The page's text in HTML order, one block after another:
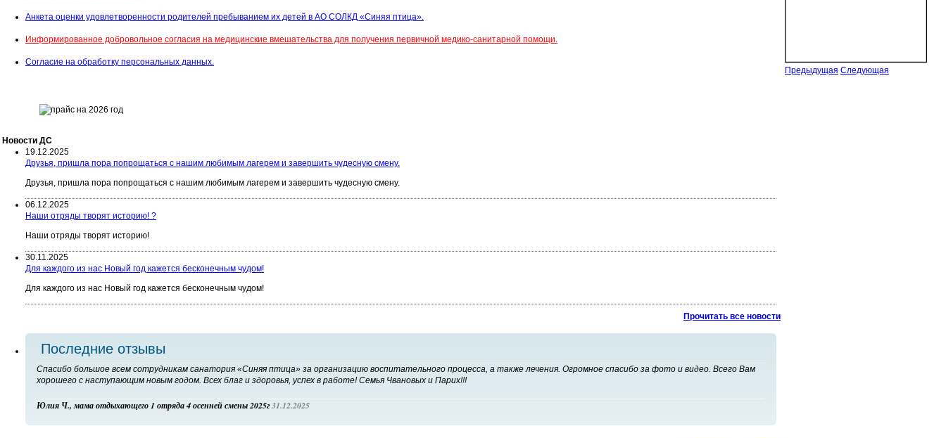
Анкета оценки удовлетворенности родителей пребыванием их детей в АО СОЛКД «Синяя птица».
Информированное добровольное согласия на медицинские вмешательства для получения первичной медико-санитарной помощи.
Согласие на обработку персональных данных.
Новости ДC
19.12.2025
Друзья, пришла пора попрощаться с нашим любимым лагерем и завершить чудесную смену.
Друзья, пришла пора попрощаться с нашим любимым лагерем и завершить чудесную смену.
06.12.2025
Наши отряды творят историю! ?
Наши отряды творят историю!
30.11.2025
Для каждого из нас Новый год кажется бесконечным чудом!
Для каждого из нас Новый год кажется бесконечным чудом!
Прочитать все новости
Последние отзывы
Спасибо большое всем сотрудникам санатория «Синяя птица» за организацию воспитательного процесса, а также лечения. Огромное спасибо за фото и видео. Всего Вам
хорошего с наступающим новым годом. Всех благ и здоровья, успех в работе! Семья Чвановых и Парих!!!
Юлия Ч., мама отдыхающего 1 отряда 4 осенней смены 2025г31.12.2025
Предыдущая Следующая